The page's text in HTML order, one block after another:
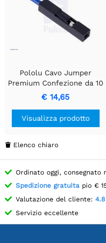
Pololu Cavo Jumper
Premium Confezione da 10
mm 12" Giallo
€ 14,65
Visualizza prodotto
 Elenco chiaro
Ordinato oggi, consegnato
Spedizione gratuita pio €
Valutazione del cliente: 4.8
Servizio eccellente